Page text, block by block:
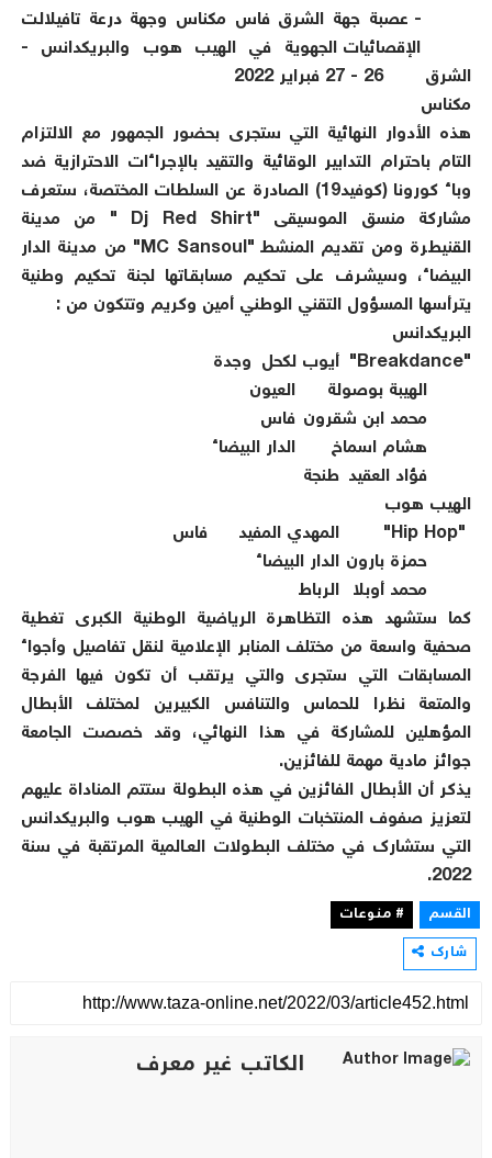
- عصبة جهة الشرق فاس مكناس وجهة درعة تافيلالت
الإقصائيات الجهوية في الهيب هوب والبريكدانس -
الشرق
26 - 27 فبراير 2022
مكناس
هذه الأدوار النهائية التي ستجرى بحضور الجمهور مع الالتزام
التام باحترام التدابير الوقائية والتقيد بالإجراءات الاحترازية ضد
وباء كورونا (كوفيد19) الصادرة عن السلطات المختصة، ستعرف
مشاركة منسق الموسيقى "Dj Red Shirt " من مدينة
القنيطرة ومن تقديم المنشط "MC Sansoul" من مدينة الدار
البيضاء، وسيشـرف على تحكيـم مسابقــاتها لجنة تحكيم وطنية
يترأسها المسؤول التقني الوطني أمين وكريم وتتكون من :
البريكدانس
"Breakdance"
أيوب لكحل وجدة
الهيبة بوصولة
العيون
محمد ابن شقرون فاس
هشام اسماخ
الدار البيضاء
فؤاد العقيد طنجة
الهيب هوب
"Hip Hop"
المهدي المفيد
فاس
حمزة بارون الدار البيضاء
محمد أوبلا الرباط
كما ستشهد هذه التظاهرة الرياضية الوطنية الكبرى تغطية
صحفية واسعة من مختلف المنابر الإعلامية لنقل تفاصيل وأجواء
المسابقات التي ستجرى والتي يرتقب أن تكون فيها الفرجة
والمتعة نظرا للحماس والتنافس الكبيرين لمختلف الأبطال
المؤهلين للمشاركة في هذا النهائي، وقد خصصت الجامعة
جوائز مادية مهمة للفائزين.
يذكر أن الأبطال الفائزين في هذه البطولة ستتم المناداة عليهم
لتعزيز صفوف المنتخبات الوطنية في الهيب هوب والبريكدانس
التي ستشارك في مختلف البطولات العــالمية المرتقبة في سنة
2022.
القسم
# منوعات
شارك
الكاتب غير معرف